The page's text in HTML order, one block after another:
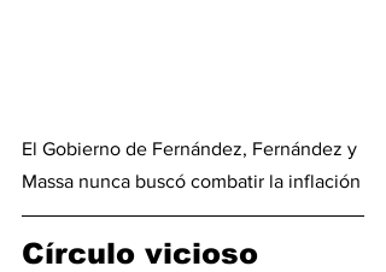
El Gobierno de Fernández, Fernández y
Massa nunca buscó combatir la inflación
Círculo vicioso